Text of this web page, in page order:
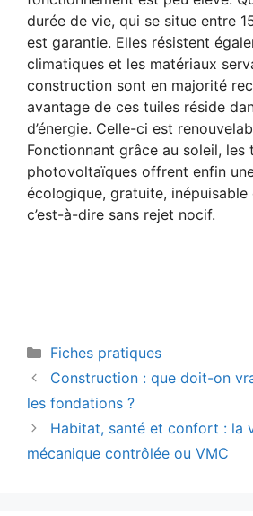
durée de vie, qui se situe entre
est garantie. Elles résistent
climatiques et les matériaux
construction sont en majorité
avantage de ces tuiles réside
d’énergie. Celle-ci est
Fonctionnant grâce au soleil, les
photovoltaïques offrent enfin
écologique, gratuite, inépuisable
c’est-à-dire sans rejet nocif.
Categories
Fiches pratiques
Post
navigation
Construction : que doit-on
les fondations ?
Habitat, santé et confort : la
mécanique contrôlée ou VMC